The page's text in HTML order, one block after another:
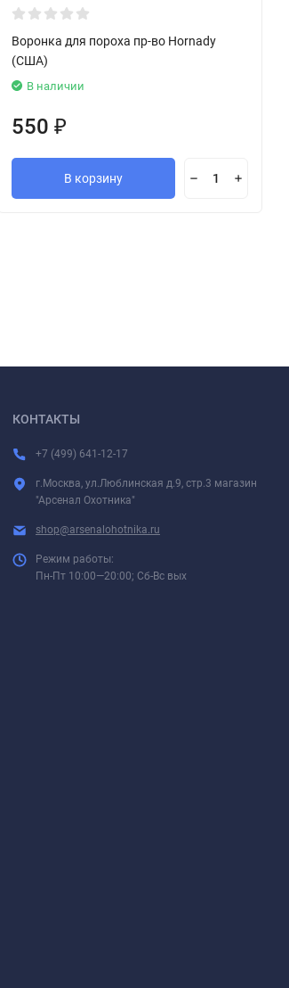
Воронка для пороха пр-во Hornady
(США)
В наличии
550 ₽
В корзину
КОНТАКТЫ
+7 (499) 641-12-17
г.Москва, ул.Люблинская д.9, стр.3 магазин
"Арсенал Охотника"
shop@arsenalohotnika.ru
Режим работы:
Пн-Пт 10:00—20:00; Сб-Вс вых